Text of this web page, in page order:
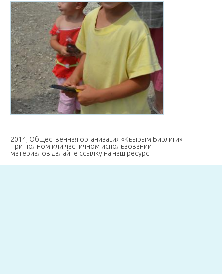
2014, Общественная организация «Къырым Бирлиги».
При полном или частичном использовании
материалов делайте ссылку на наш ресурс.